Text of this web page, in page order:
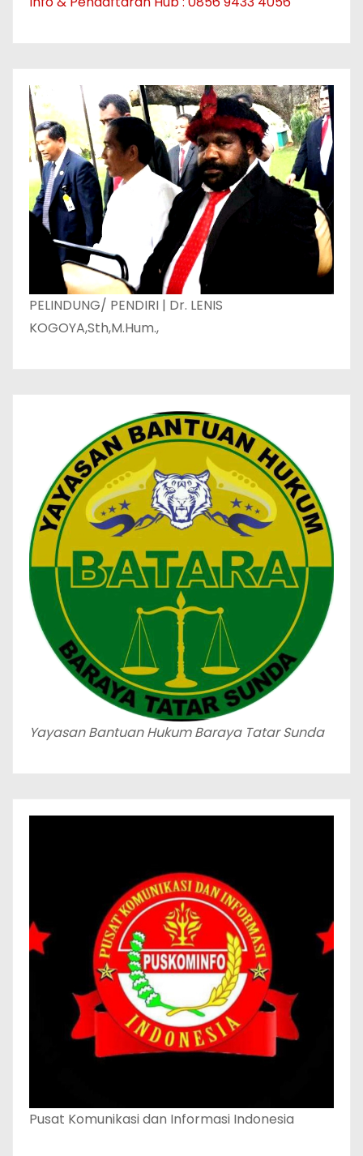
PELINDUNG/ PENDIRI | Dr. LENIS
KOGOYA,Sth,M.Hum.,
Yayasan Bantuan Hukum Baraya Tatar Sunda
Pusat Komunikasi dan Informasi Indonesia